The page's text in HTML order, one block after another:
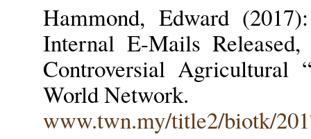
Hammond, Edward
Internal E-Mails
Controversial Agricultural
World Network.
www.twn.my/title2/biotk/